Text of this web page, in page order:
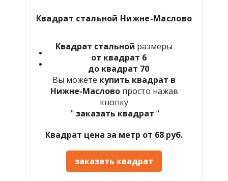
Квадрат стальной Нижне-Маслово
Квадрат стальной размеры
от квадрат 6
до квадрат 70
Вы можете купить квадрат в
Нижне-Масловопросто нажав
кнопку
" заказать квадрат "
Квадрат цена за метр от 68 руб.
заказать квадрат